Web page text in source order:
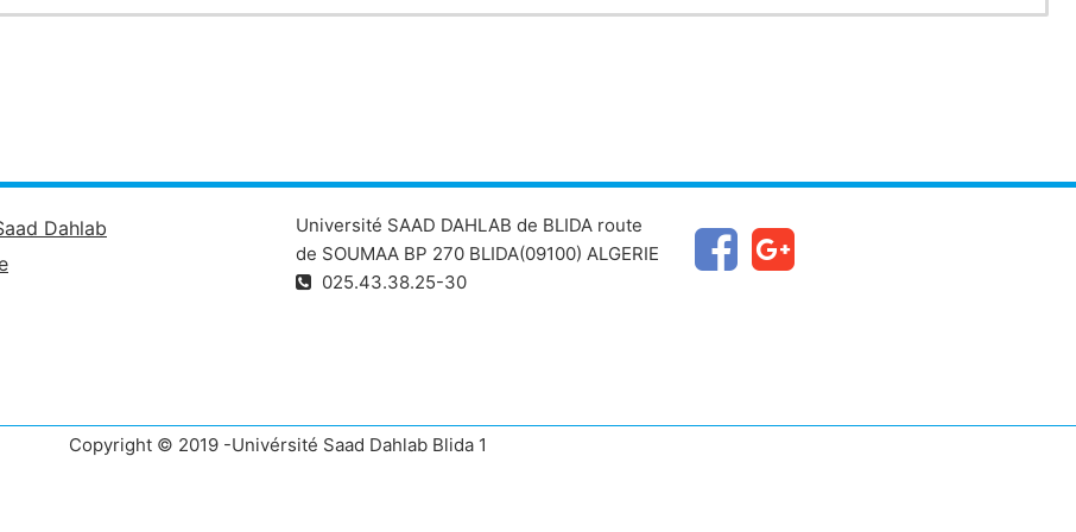
Dahlab
Université SAAD DAHLAB de BLIDA route
de SOUMAA BP 270 BLIDA(09100) ALGERIE
025.43.38.25-30
Copyright © 2019 -Univérsité Saad Dahlab Blida 1